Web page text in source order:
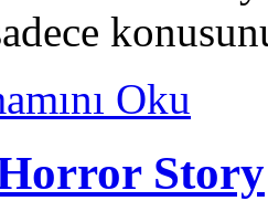
Oku
Story